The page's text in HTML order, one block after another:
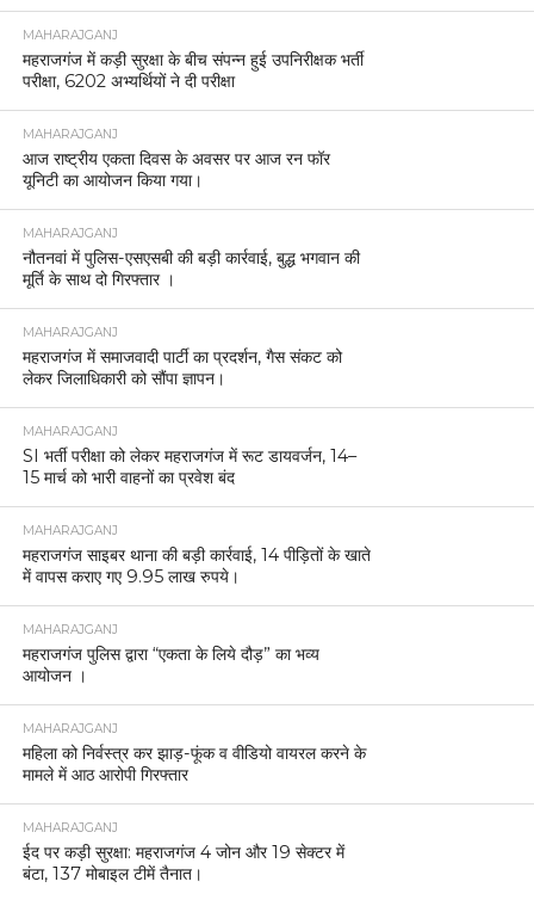
MAHARAJGANJ
महराजगंज में कड़ी सुरक्षा के बीच संपन्न हुई उपनिरीक्षक भर्ती
परीक्षा, 6202 अभ्यर्थियों ने दी परीक्षा
MAHARAJGANJ
आज राष्ट्रीय एकता दिवस के अवसर पर आज रन फॉर
यूनिटी का आयोजन किया गया।
MAHARAJGANJ
नौतनवां में पुलिस-एसएसबी की बड़ी कार्रवाई, बुद्ध भगवान की
मूर्ति के साथ दो गिरफ्तार ।
MAHARAJGANJ
महराजगंज में समाजवादी पार्टी का प्रदर्शन, गैस संकट को
लेकर जिलाधिकारी को सौंपा ज्ञापन।
MAHARAJGANJ
SI भर्ती परीक्षा को लेकर महराजगंज में रूट डायवर्जन, 14–
15 मार्च को भारी वाहनों का प्रवेश बंद
MAHARAJGANJ
महराजगंज साइबर थाना की बड़ी कार्रवाई, 14 पीड़ितों के खाते
में वापस कराए गए 9.95 लाख रुपये।
MAHARAJGANJ
महराजगंज पुलिस द्वारा “एकता के लिये दौड़” का भव्य
आयोजन ।
MAHARAJGANJ
महिला को निर्वस्त्र कर झाड़-फूंक व वीडियो वायरल करने के
मामले में आठ आरोपी गिरफ्तार
MAHARAJGANJ
ईद पर कड़ी सुरक्षा: महराजगंज 4 जोन और 19 सेक्टर में
बंटा, 137 मोबाइल टीमें तैनात।